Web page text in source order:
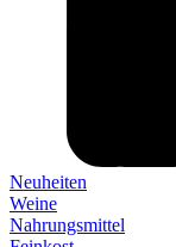
Neuheiten
Weine
Nahrungsmittel